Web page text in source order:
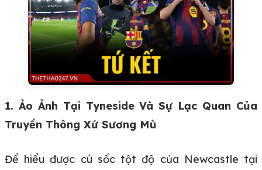
1. Ảo Ảnh Tại Tyneside Và Sự Lạc Quan Của
Truyền Thông Xứ Sương Mù
Để hiểu được cú sốc tột độ của Newcastle tại